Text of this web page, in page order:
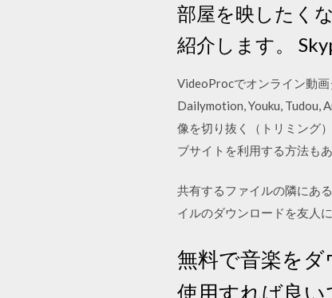
部屋を映したく
紹介します。
VideoProcでオンライン動
Dailymotion, Youku, Tudou,
像を切り抜く（トリミング
ブサイトを利用する方法も
共有するファイルの隣にあ
イルのダウンロードを友人
無料で音楽を
使用すれば良